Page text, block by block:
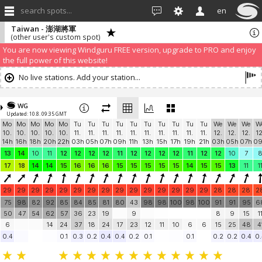
search spots... en
You are now viewing Windguru FREE version, upgrade to PRO and enjoy
the full power of this website!
Taiwan - 澎湖將軍
(other user's custom spot)
No live stations. Add your station...
WG
Updated: 10.8. 09:35 GMT
Mo
10.
14h
Mo
10.
16h
Mo
10.
18h
Mo
10.
20h
Mo
10.
22h
Tu
11.
03h
Tu
11.
05h
Tu
11.
07h
Tu
11.
09h
Tu
11.
11h
Tu
11.
13h
Tu
11.
15h
Tu
11.
17h
Tu
11.
19h
Tu
11.
21h
We
12.
03h
We
12.
05h
We
12.
07h
13
14 10 11 12 12 12 12 11 12 12 12 12 11 12 12 10 7
8
17
18 14 14 15 16 16 16 15 15 15 15 15 14 15 15 13 11 11
29 29 29 29 29 29 29 29 29 29 29 29 29 29 29 28 28 28
75
50
6
98
47
82
54
92
62
14
85
57
24
84
36
37
85
23
18
81
19
24
80
17
43
9
23
98
12
98
11
100
10
98
6
100
6
91
8
15
91
9
25
95
15
48
11
0.4
0.1 0.3 0.2 0.4 0.4 0.2 0.1 0.1 0.2 0.2 0.4